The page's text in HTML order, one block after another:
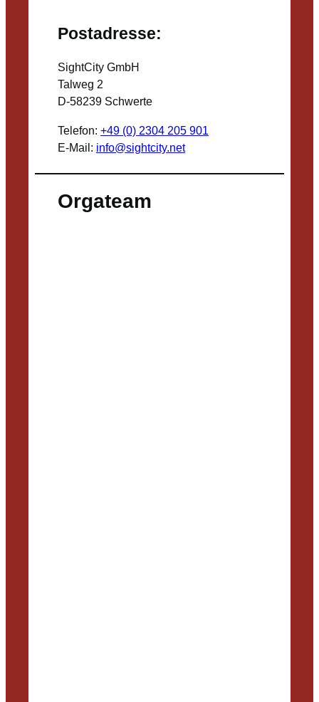
Postadresse:
SightCity GmbH
Talweg 2
D-58239 Schwerte
Telefon: +49 (0) 2304 205 901
E-Mail: info@sightcity.net
Orgateam